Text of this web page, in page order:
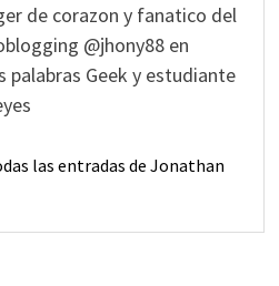
de corazon y fanatico del
@jhony88 en
palabras Geek y estudiante
las entradas de Jonathan